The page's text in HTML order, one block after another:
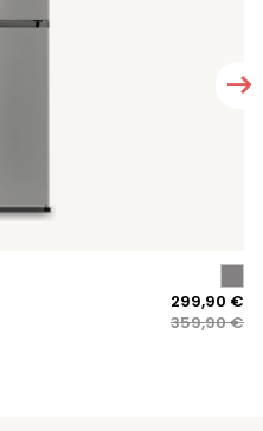
359,90€
299,90 €